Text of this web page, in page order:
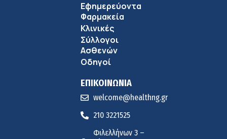
Εφημερεύοντα
Φαρμακεία
Κλινικές
Σύλλογοι
Ασθενών
Οδηγοί
ΕΠΙΚΟΙΝΩΝΙΑ
welcome@healthng.gr
210 3221525
Φιλελλήνων 3 –